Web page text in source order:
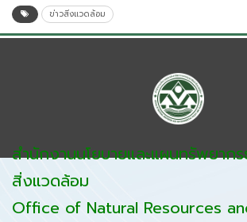
ข่าวสิ่งแวดล้อม
สำนักงานนโยบายและแผนทรัพยากร
สิ่งแวดล้อม
Office of Natural Resources